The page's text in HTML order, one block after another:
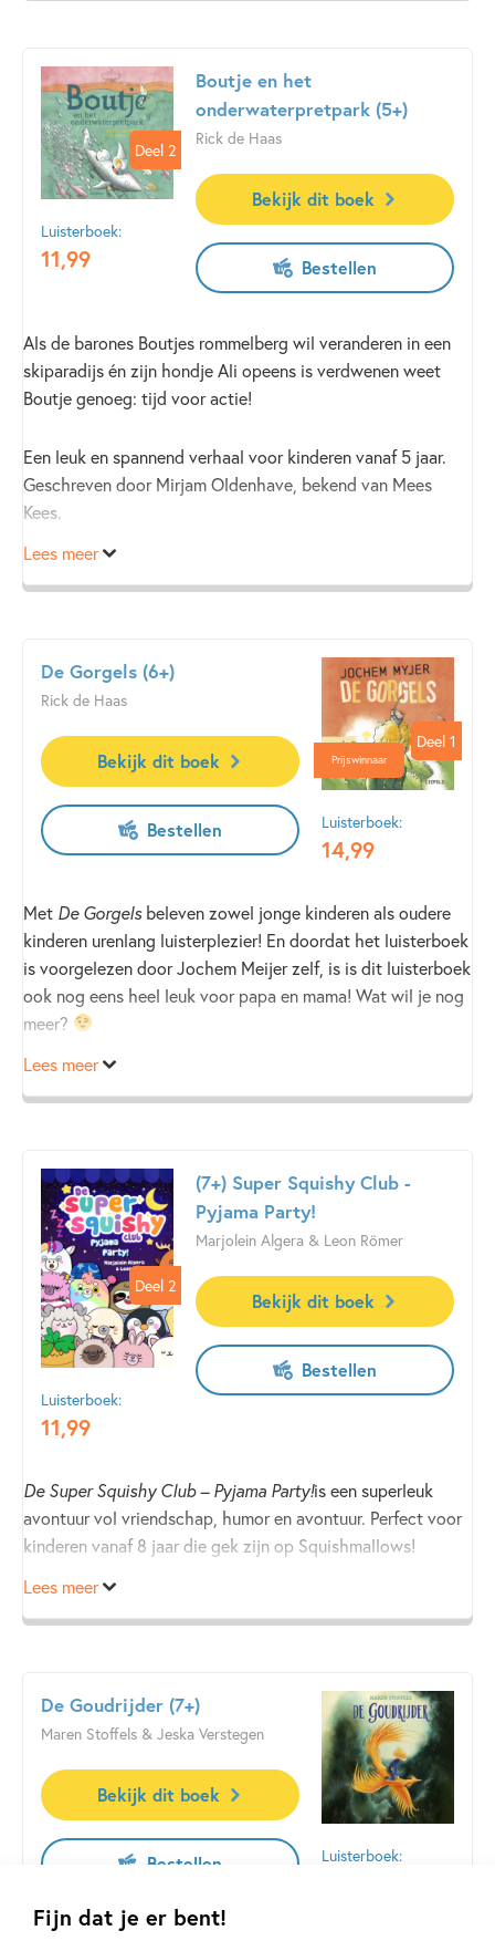
Fijn dat je er bent!
Deel 2
Deel 2
Luisterboek:
11,99
Boutje en het
onderwaterpretpark (5+)
Rick de Haas
Bekijk dit boek
Bestellen
Als de barones Boutjes rommelberg wil veranderen in een
skiparadijs én zijn hondje Ali opeens is verdwenen weet
Boutje genoeg: tijd voor actie!
Een leuk en spannend verhaal voor kinderen vanaf 5 jaar.
Geschreven door Mirjam Oldenhave, bekend van Mees
Kees.
Lees meer
Deel 1
Deel 1
Prijswinnaar
Luisterboek:
14,99
De Gorgels (6+)
Rick de Haas
Bekijk dit boek
Bestellen
Met De Gorgelsbeleven zowel jonge kinderen als oudere
kinderen urenlang luisterplezier! En doordat het luisterboek
is voorgelezen door Jochem Meijer zelf, is is dit luisterboek
ook nog eens heel leuk voor papa en mama! Wat wil je nog
meer?
Lees meer
Deel 2
Deel 2
Luisterboek:
11,99
(7+) Super Squishy Club -
Pyjama Party!
Marjolein Algera & Leon Römer
Bekijk dit boek
Bestellen
De Super Squishy Club – Pyjama Party!is een superleuk
avontuur vol vriendschap, humor en avontuur. Perfect voor
kinderen vanaf 8 jaar die gek zijn op Squishmallows!
Lees meer
Luisterboek:
De Goudrijder (7+)
Maren Stoffels & Jeska Verstegen
Bekijk dit boek
Bestellen